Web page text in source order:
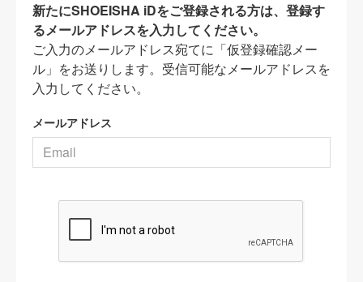
新たにSHOEISHA iDをご登録される方は、登録す
るメールアドレスを入力してください。
ご入力のメールアドレス宛てに「仮登録確認メー
ル」をお送りします。受信可能なメールアドレスを
入力してください。
メールアドレス